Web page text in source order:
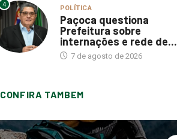
4 POLÍTICA
Paçoca questiona
Prefeitura sobre
internações e rede de...
7 de agosto de 2026
CONFIRA TAMBEM